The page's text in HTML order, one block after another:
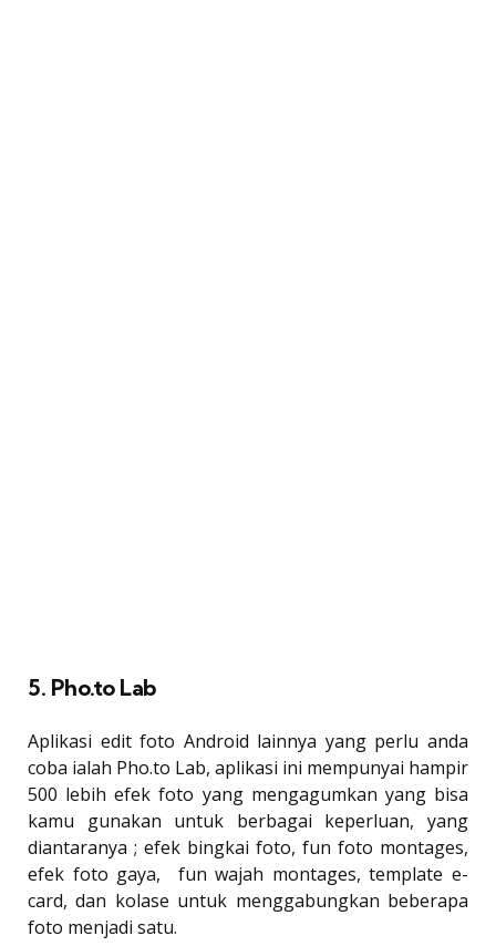
5. Pho.to Lab
Aplikasi edit foto Android lainnya yang perlu anda
coba ialah Pho.to Lab, aplikasi ini mempunyai hampir
500 lebih efek foto yang mengagumkan yang bisa
kamu gunakan untuk berbagai keperluan, yang
diantaranya ; efek bingkai foto, fun foto montages,
efek foto gaya, fun wajah montages, template e-
card, dan kolase untuk menggabungkan beberapa
foto menjadi satu.